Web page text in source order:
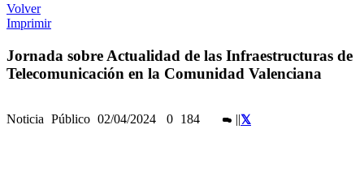
Volver
Imprimir
Jornada sobre Actualidad de las Infraestructuras de
Telecomunicación en la Comunidad Valenciana
Noticia Público 02/04/2024 0 184 ||